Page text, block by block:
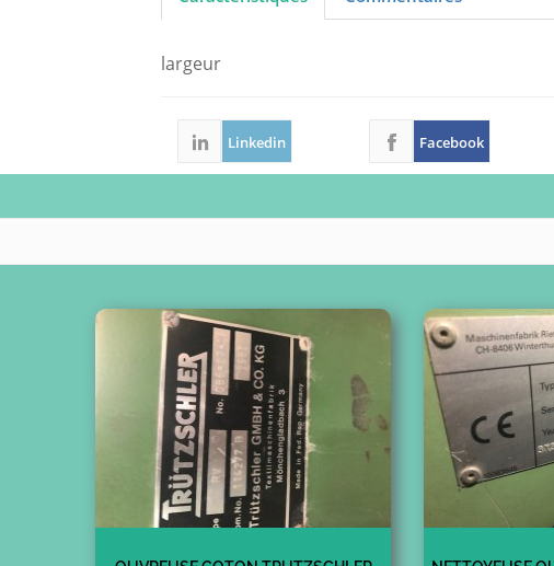
largeur
Linkedin Facebook